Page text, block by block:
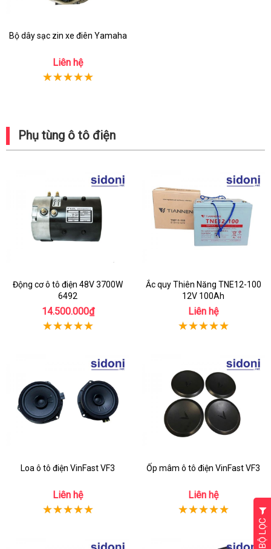
Bộ dây sạc zin xe điên Yamaha
Liên hệ
Phụ tùng ô tô điện
Động cơ ô tô điện 48V 3700W
6492
14.500.000₫
Ắc quy Thiên Năng TNE12-100
12V 100Ah
Liên hệ
Loa ô tô điện VinFast VF3
Liên hệ
Ốp mâm ô tô điện VinFast VF3
Liên hệ
BỘ LỌC